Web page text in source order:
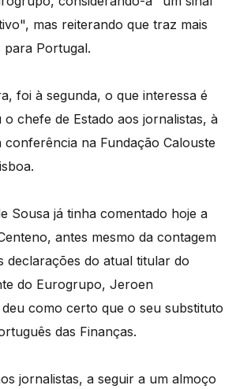
mas reiterando que traz mais
para Portugal.
foi à segunda, o que interessa é
chefe de Estado aos jornalistas, à
na Fundação Calouste
Sousa já tinha comentado hoje a
antes mesmo da contagem
declarações do atual titular do
do Eurogrupo, Jeroen
deu como certo que o seu substituto
das Finanças.
jornalistas, a seguir a um almoço